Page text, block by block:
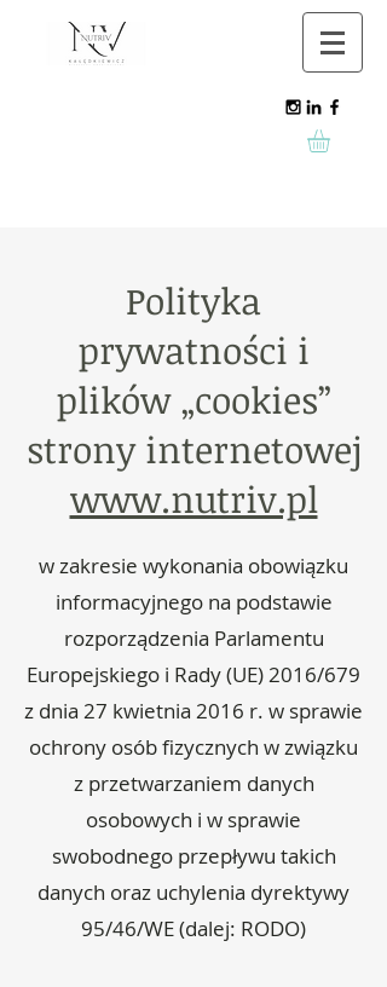
Polityka
prywatności i
plików „cookies”
strony internetowej
www.nutriv.pl
w zakresie wykonania obowiązku
informacyjnego na podstawie
rozporządzenia Parlamentu
Europejskiego i Rady (UE) 2016/679
z dnia 27 kwietnia 2016 r. w sprawie
ochrony osób fizycznych w związku
z przetwarzaniem danych
osobowych i w sprawie
swobodnego przepływu takich
danych oraz uchylenia dyrektywy
95/46/WE (dalej: RODO)